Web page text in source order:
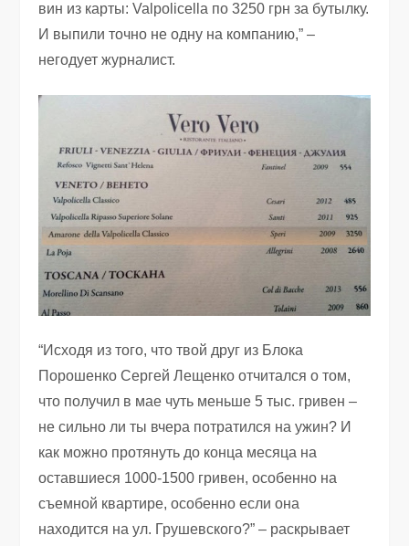
вин из карты: Valpolicella по 3250 грн за бутылку.
И выпили точно не одну на компанию,” –
негодует журналист.
“Исходя из того, что твой друг из Блока
Порошенко Сергей Лещенко отчитался о том,
что получил в мае чуть меньше 5 тыс. гривен –
не сильно ли ты вчера потратился на ужин? И
как можно протянуть до конца месяца на
оставшиеся 1000-1500 гривен, особенно на
съемной квартире, особенно если она
находится на ул. Грушевского?” – раскрывает